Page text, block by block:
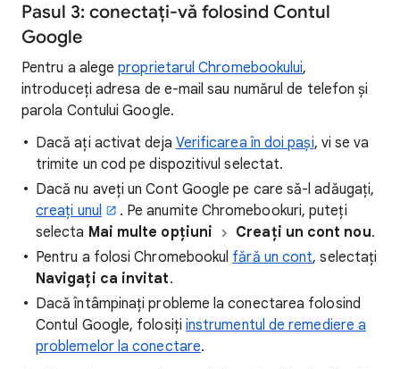
Pasul 3: conectați-vă folosind Contul
Google
Pentru a alegeproprietarul Chromebookului,
introduceți adresa de e-mail sau numărul de telefon și
parola Contului Google.
Dacă ați activat deja Verificarea în doi pași, vi se va
trimite un cod pe dispozitivul selectat.
Dacă nu aveți un Cont Google pe care să-l adăugați,
creați unul
. Pe anumite Chromebookuri, puteți
selecta Mai multe opțiuni Creați un cont nou.
Pentru a folosi Chromebookul fără un cont, selectați
Navigați ca invitat.
Dacă întâmpinați probleme la conectarea folosind
Contul Google, folosiți instrumentul de remediere a
problemelor la conectare.